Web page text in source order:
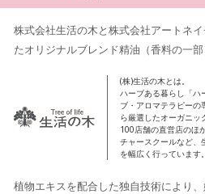
株式会社生活の木と株式会社アートネ
たオリジナルブレンド精油（香料の一部
(株)生活の木とは。
ハーブある暮らし「ハ
ブ・アロマテラピー
ら厳選したオーガニッ
100店舗の直営店のほ
チャースクールなど、
を幅広く行っています。
植物エキスを配合した独自技術により